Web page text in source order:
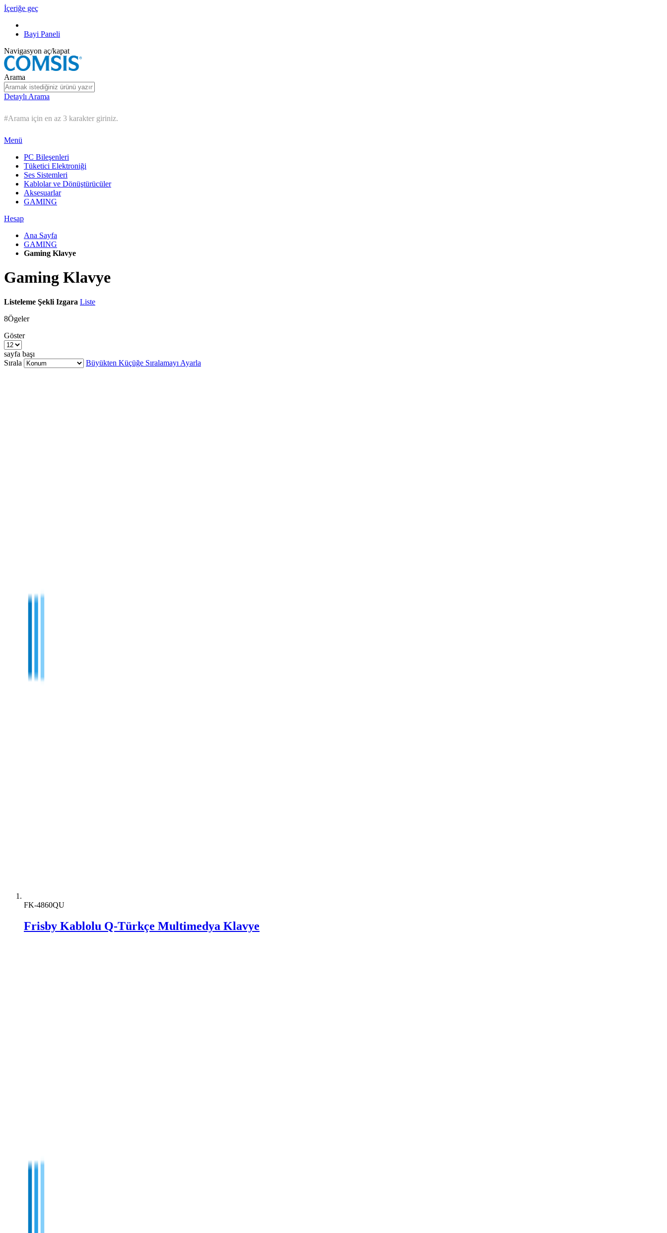
İçeriğe geç
Bayi Paneli
Navigasyon aç/kapat
Arama
Detaylı Arama
#Arama için en az 3 karakter giriniz.
Menü
PC Bileşenleri
Tüketici Elektroniği
Ses Sistemleri
Kablolar ve Dönüştürücüler
Aksesuarlar
GAMING
Hesap
Ana Sayfa
GAMING
Gaming Klavye
Gaming Klavye
Listeleme Şekli Izgara Liste
8Ögeler
Göster
sayfa başı
Sırala
Büyükten Küçüğe Sıralamayı Ayarla
FK-4860QU
Frisby Kablolu Q-Türkçe Multimedya Klavye